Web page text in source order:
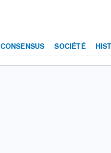
CONSENSUS SOCIÉTÉ